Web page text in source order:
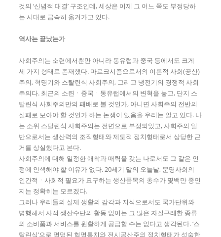
것의 ‘신념적 대결’ 구조인데, 세상은 이제 그 어느 쪽도 부정당하
는 시대로 급속히 옮겨가고 있다.
역사는 끝났는가
사회주의는 소련에서뿐만 아니라 동유럽과 중국 등에서도 크게
세 가지 형태로 존재했다. 마르크시즘으로서의 이론적 사회(공산)
주의, 혁명기와 스탈린식 사회주의, 그리고 냉전기의 경쟁적 사회
주의다. 최근의 소련ㆍ중국ㆍ동유럽에서의 변혁을 놓고, 단지 스
탈린식 사회주의만의 패배로 볼 것인가, 아니면 사회주의 전반의
실패로 보아야 할 것인가 하는 논쟁이 있음을 우리는 알고 있다. 나
는 소위 스탈린식 사회주의는 전면으로 부정되었고, 사회주의 일
반으로서는 생산력의 조직형태와 제도적 정치형태로서 상당한 근
거를 상실했다고 본다.
사회주의에 대해 일정한 애착과 매력을 갖는 나로서도 그 같은 인
정에 인색해야 할 이유가 없다. 20세기 말의 오늘날, 문명사회의
인간적ㆍ사회적 필요가 요구하는 생산품목의 총수가 몇백만 종인
지는 정확히는 모르겠다.
그러나 우리들의 실제 생활의 감각과 지식으로서도 국가단위와
병행해서 사적 생산수단의 활동 없이는 그 많은 자질구레한 종류
의 소비품과 서비스를 원활하게 공급할 수는 없다고 생각된다. ‘스
탈린식’으로 명명된 혁명통치와 전시공산주의 정치형태가 성숙한